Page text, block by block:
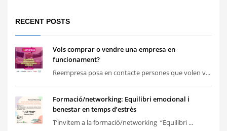
RECENT POSTS
Vols comprar o vendre una empresa en
funcionament?
Reempresa posa en contacte persones que volen v...
Formació/networking: Equilibri emocional i
benestar en temps d’estrès
T’invitem a la formació/networking “Equilibri ...